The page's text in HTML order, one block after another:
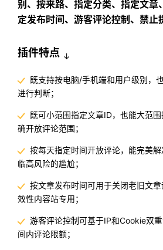
别、按来路、指定分类、指定文章
定发布时间、游客评论控制、禁止
插件特点 ↓
既支持按电脑/手机端和用户级别，
进行判断；
既可小范围指定文章ID，也能大范
确开放评论范围；
按每天指定时间开放评论，能完美
临高风险的尴尬；
按文章发布时间可用于关闭老旧文
效性内容站专用；
游客评论控制可基于IP和Cookie双
间内评论限额；